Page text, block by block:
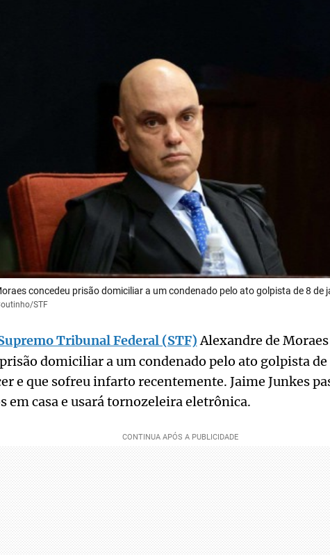
concedeu prisão domiciliar a um condenado pelo ato golpista de 8 de
STF
Tribunal Federal (STF)Alexandre de
domiciliar a um condenado pelo ato golpista de
e que sofreu infarto recentemente. Jaime Junkes
em casa e usará tornozeleira eletrônica.